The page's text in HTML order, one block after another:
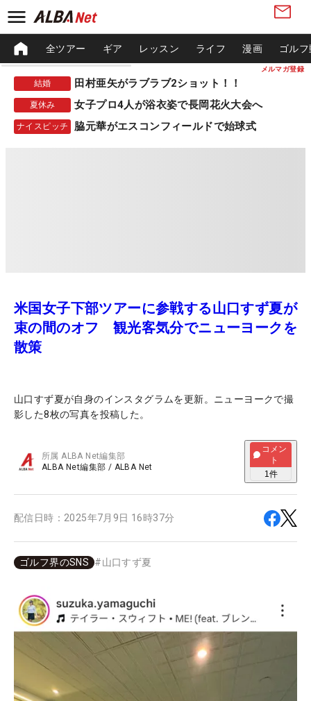
メルマガ登録
全ツアー ギア レッスン ライフ 漫画 ゴル
結婚 田村亜矢がラブラブ2ショット！！
夏休み 女子プロ4人が浴衣姿で長岡花火大会へ
ナイスピッチ 脇元華がエスコンフィールドで始球式
米国女子下部ツアーに参戦する山口すず夏が
束の間のオフ 観光客気分でニューヨークを
散策
山口すず夏が自身のインスタグラムを更新。ニューヨークで撮
影した8枚の写真を投稿した。
所属ALBA Net編集部
ALBA Net編集部 / ALBA Net
コメン
ト
1件
配信日時： 2025年7月9日 16時37分
ゴルフ界のSNS #山口すず夏